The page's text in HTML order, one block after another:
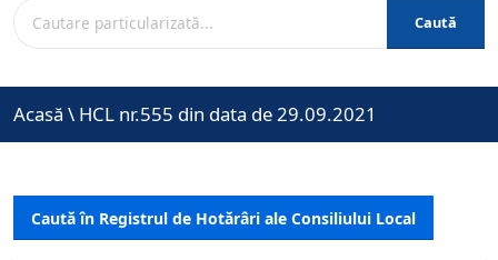
Caută
Acasă \ HCL nr.555 din data de 29.09.2021
Caută în Registrul de Hotărâri ale Consiliului Local